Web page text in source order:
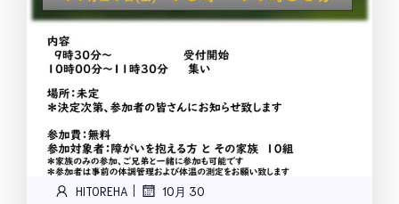
HITOREHA | 10月 30